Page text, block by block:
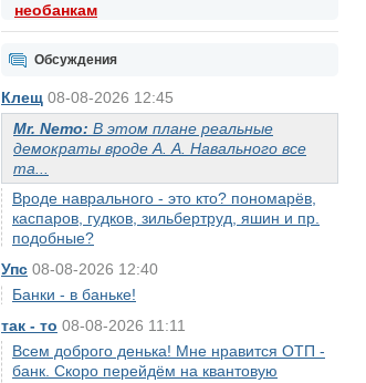
необанкам
Обсуждения
Клещ 08-08-2026 12:45
Mr. Nemo: В этом плане реальные
демократы вроде А. А. Навального все
та...
Вроде наврального - это кто? пономарёв,
каспаров, гудков, зильбертруд, яшин и пр.
подобные?
Упс 08-08-2026 12:40
Банки - в баньке!
так - то 08-08-2026 11:11
Всем доброго денька! Мне нравится ОТП -
банк. Скоро перейдём на квантовую